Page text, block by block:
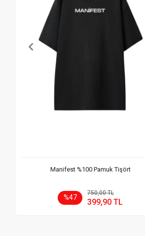
Manifest %100 Pamuk Tişört
%47
750,00 TL
399,90 TL
Sepete Ekle